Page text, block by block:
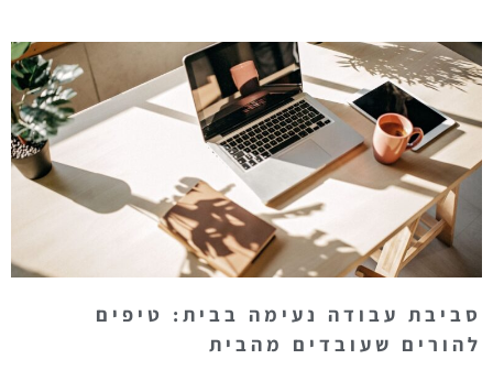
סביבת עבודה נעימה בבית: טיפים
להורים שעובדים מהבית